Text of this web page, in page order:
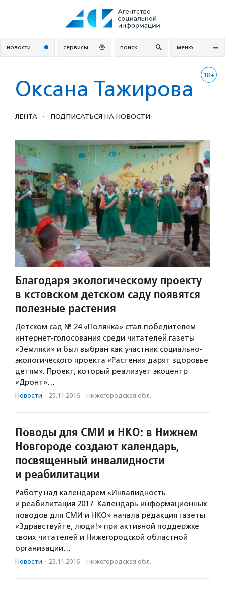
новости сервисы поиск меню
18+
Оксана Тажирова
ЛЕНТА · ПОДПИСАТЬСЯ НА НОВОСТИ
Благодаря экологическому проекту
в кстовском детском саду появятся
полезные растения
Детском сад № 24 «Полянка» стал победителем
интернет-голосования среди читателей газеты
«Земляки» и был выбран как участник социально-
экологического проекта «Растения дарят здоровье
детям». Проект, который реализует экоцентр
«Дронт»…
Новости · 25.11.2016 · Нижегородская обл.
Поводы для СМИ и НКО: в Нижнем
Новгороде создают календарь,
посвященный инвалидности
и реабилитации
Работу над календарем «Инвалидность
и реабилитация 2017. Календарь информационных
поводов для СМИ и НКО» начала редакция газеты
«Здравствуйте, люди!» при активной поддержке
своих читателей и Нижегородской областной
организации…
Новости · 23.11.2016 · Нижегородская обл.